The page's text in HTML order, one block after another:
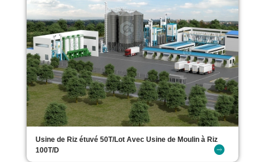
Usine de Riz étuvé 50T/Lot Avec Usine de Moulin à Riz
100T/D